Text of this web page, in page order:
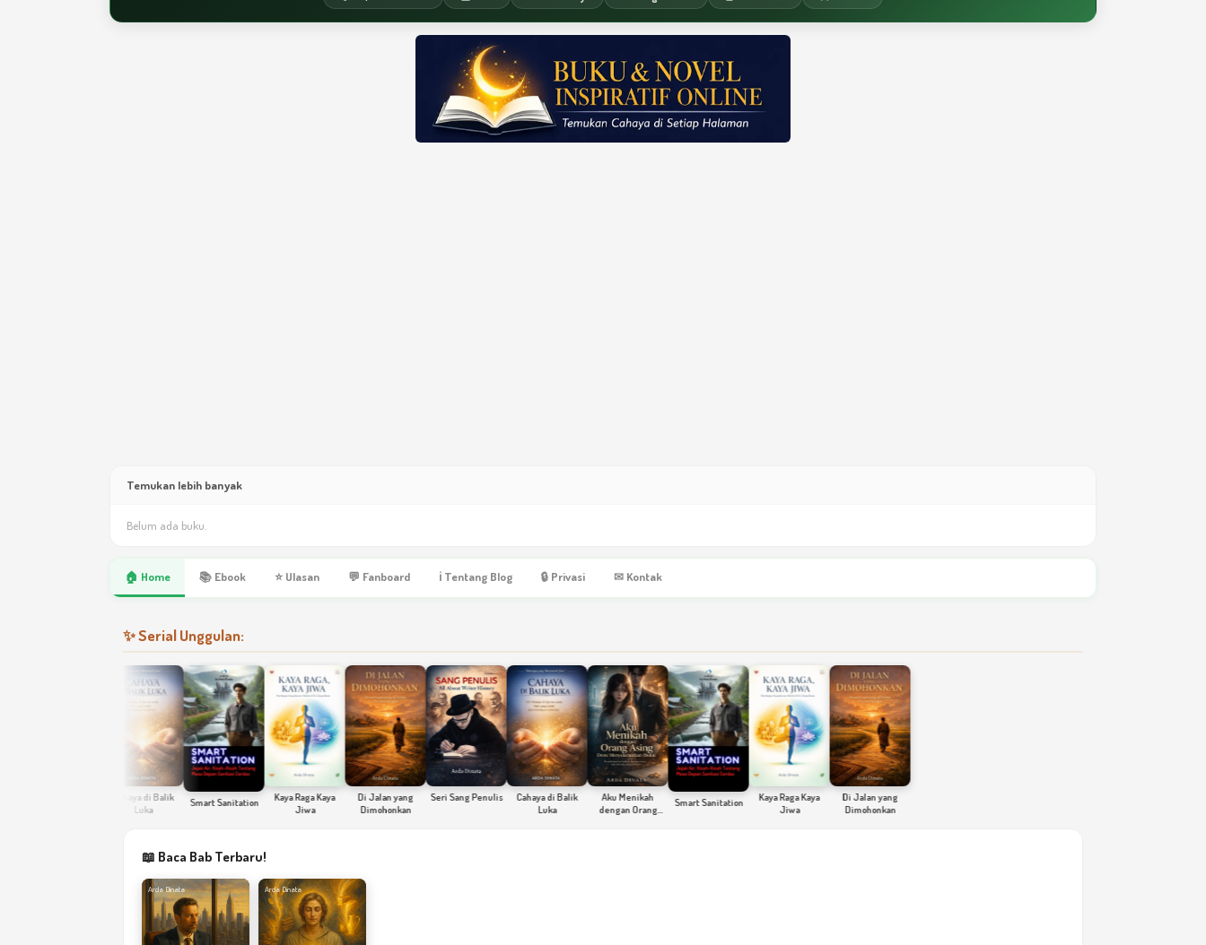
Temukan lebih banyak
Belum ada buku.
🏠 Home 📚 Ebook ⭐ Ulasan 💬 Fanboard ℹ Tentang Blog 🔒 Privasi ✉ Kontak
✨ Serial Unggulan:
Cahaya di Balik
Smart Sanitation
Kaya Raga Kaya
Jiwa
Di Jalan yang
Dimohonkan
Seri Sang Penulis
Cahaya di Balik
Luka
Aku Menikah
dengan Orang
Smart Sanitation
Kaya Raga Kaya
Jiwa
Di Jalan yang
Dimohonkan
📖 Baca Bab Terbaru!
Arda Dinata Arda Dinata